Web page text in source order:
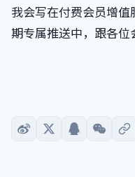
我会写在付费会员增
期专属推送中，跟各位